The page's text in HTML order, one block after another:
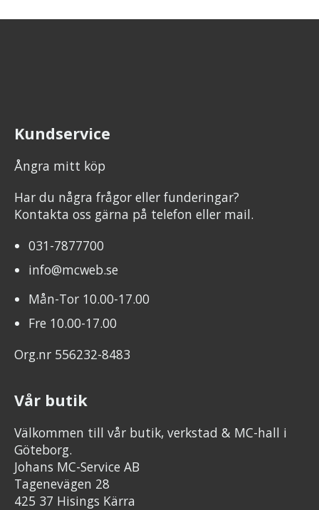
Kundservice
Ångra mitt köp
Har du några frågor eller funderingar?
Kontakta oss gärna på telefon eller mail.
031-7877700
info@mcweb.se
Mån-Tor 10.00-17.00
Fre 10.00-17.00
Org.nr 556232-8483
Vår butik
Välkommen till vår butik, verkstad & MC-hall i
Göteborg.
Johans MC-Service AB
Tagenevägen 28
425 37 Hisings Kärra